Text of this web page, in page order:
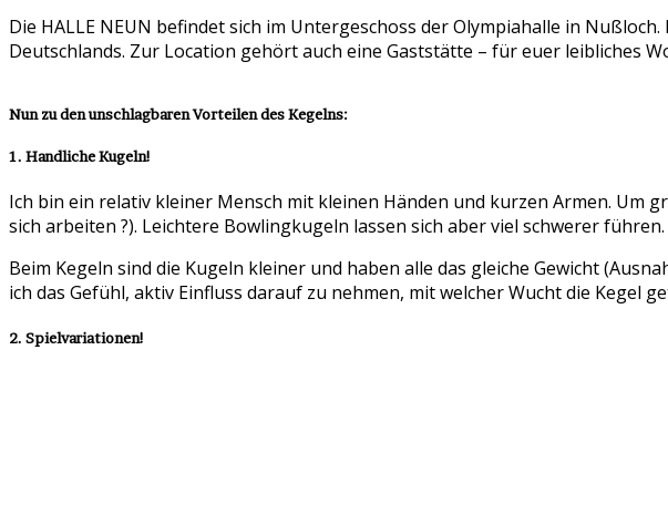
Die HALLE NEUN befindet sich im Untergeschoss der Olympiahalle in
Deutschlands. Zur Location gehört auch eine Gaststätte – für euer leibliches
Nun zu den unschlagbaren Vorteilen des Kegelns:
1. Handliche Kugeln!
Ich bin ein relativ kleiner Mensch mit kleinen Händen und kurzen Armen. Um
sich arbeiten ?). Leichtere Bowlingkugeln lassen sich aber viel schwerer
Beim Kegeln sind die Kugeln kleiner und haben alle das gleiche Gewicht
ich das Gefühl, aktiv Einfluss darauf zu nehmen, mit welcher Wucht die Kegel
2. Spielvariationen!